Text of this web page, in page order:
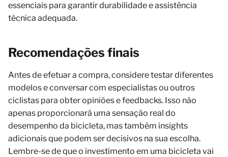
essenciais para garantir durabilidade e assistência
técnica adequada.
Recomendações finais
Antes de efetuar a compra, considere testar diferentes
modelos e conversar com especialistas ou outros
ciclistas para obter opiniões e feedbacks. Isso não
apenas proporcionará uma sensação real do
desempenho da bicicleta, mas também insights
adicionais que podem ser decisivos na sua escolha.
Lembre-se de que o investimento em uma bicicleta vai